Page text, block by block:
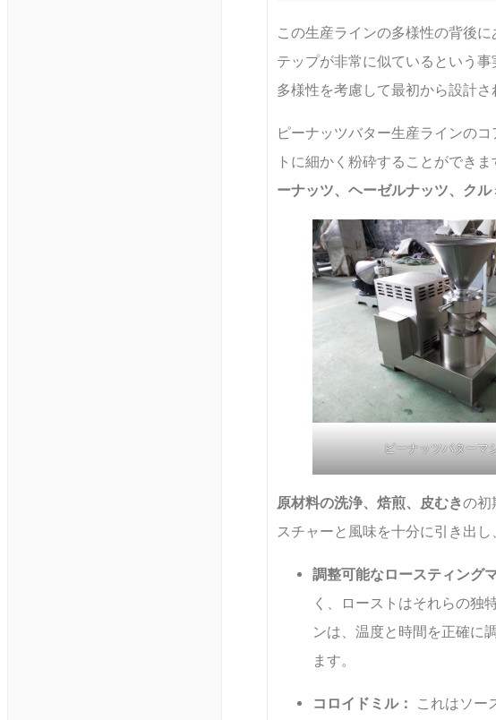
この生産ラインの多様性の背後
テップが非常に似ているという
多様性を考慮して最初から設計さ
ピーナッツバター生産ラインのコ
トに細かく粉砕することができ
ーナッツ、ヘーゼルナッツ、ク
ピーナッツバターマ
原材料の洗浄、焙煎、皮むきの初
スチャーと風味を十分に引き出
調整可能なロースティング
く、ローストはそれらの独
ンは、温度と時間を正確に
ます。
コロイドミル：
これはソー